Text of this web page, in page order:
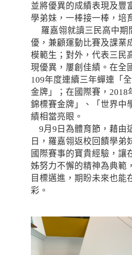
並將優異的成績表現及豐
學弟妹，一棒接一棒，培
羅嘉翎就讀三民高中期
優，兼顧運動比賽及課業
模範生；對外，代表三民
現優異，屢創佳績。在全
109年度連續三年蟬連「
金牌」；在國際賽，2018
錦標賽金牌」、「世界中
績相當亮眼。
9月9日為體育節，藉由
日，羅嘉翎返校回饋學弟
國際賽事的寶貴經驗，讓
姊努力不懈的精神為典範
目標邁進，期盼未來也能
彩。